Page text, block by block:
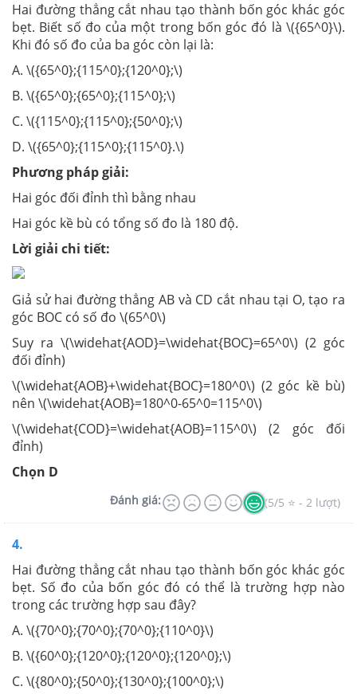
Hai đường thẳng cắt nhau tạo thành bốn góc khác góc
bẹt. Biết số đo của một trong bốn góc đó là \({65^0}\).
Khi đó số đo của ba góc còn lại là:
A. \({65^0};{115^0};{120^0};\)
B. \({65^0};{65^0};{115^0};\)
C. \({115^0};{115^0};{50^0};\)
D. \({65^0};{115^0};{115^0}.\)
Phương pháp giải:
Hai góc đối đỉnh thì bằng nhau
Hai góc kề bù có tổng số đo là 180 độ.
Lời giải chi tiết:
Giả sử hai đường thẳng AB và CD cắt nhau tại O, tạo ra
góc BOC có số đo \(65^0\)
Suy ra \(\widehat{AOD}=\widehat{BOC}=65^0\) (2 góc
đối đỉnh)
\(\widehat{AOB}+\widehat{BOC}=180^0\) (2 góc kề bù)
nên \(\widehat{AOB}=180^0-65^0=115^0\)
\(\widehat{COD}=\widehat{AOB}=115^0\) (2 góc đối
đỉnh)
Chọn D
Đánh giá: (5/5 ⭐ - 2 lượt)
4.
Hai đường thẳng cắt nhau tạo thành bốn góc khác góc
bẹt. Số đo của bốn góc đó có thể là trường hợp nào
trong các trường hợp sau đây?
A. \({70^0};{70^0};{70^0};{110^0}\)
B. \({60^0};{120^0};{120^0};{120^0};\)
C. \({80^0};{50^0};{130^0};{100^0};\)